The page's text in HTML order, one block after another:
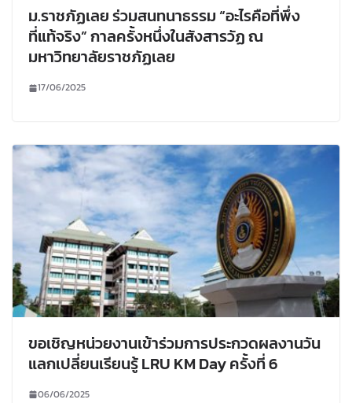
ม.ราชภัฏเลย ร่วมสนทนาธรรม “อะไรคือที่พึ่ง
ที่แท้จริง” กาลครั้งหนึ่งในสังสารวัฏ ณ
มหาวิทยาลัยราชภัฏเลย
17/06/2025
ขอเชิญหน่วยงานเข้าร่วมการประกวดผลงานวัน
แลกเปลี่ยนเรียนรู้ LRU KM Day ครั้งที่ 6
06/06/2025